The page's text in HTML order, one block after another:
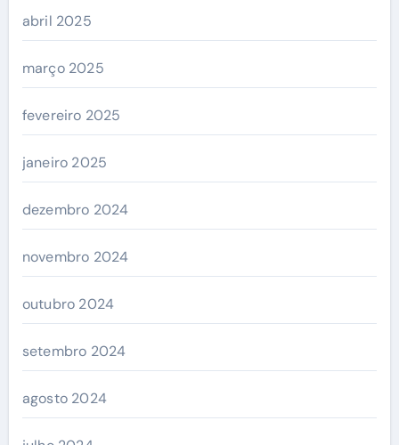
abril 2025
março 2025
fevereiro 2025
janeiro 2025
dezembro 2024
novembro 2024
outubro 2024
setembro 2024
agosto 2024